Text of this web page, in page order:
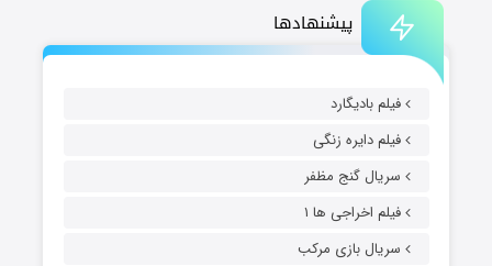
پیشنهادها
فیلم بادیگارد
فیلم دایره زنگی
سریال گنج مظفر
فیلم اخراجی ها ۱
سریال بازی مرکب